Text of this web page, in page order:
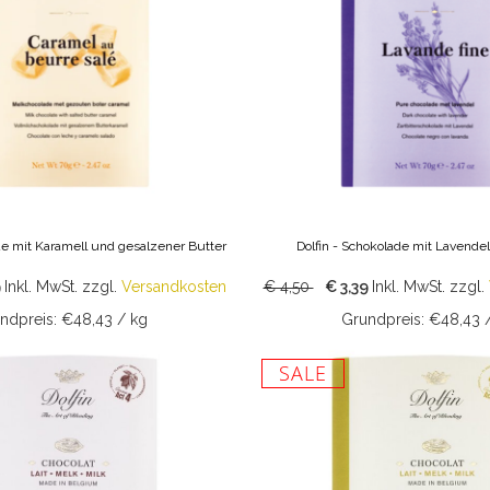
mit Karamell und gesalzener Butter
Inkl. MwSt. zzgl. Versandkosten
€48,43 / kg
Dolfin - Schokolade mit
€ 4,50 € 3,39 Inkl. MwSt. zzgl.
Grundpreis: €48,43
SALE